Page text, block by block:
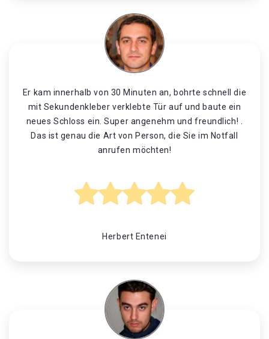
Er kam innerhalb von 30 Minuten an, bohrte schnell die
mit Sekundenkleber verklebte Tür auf und baute ein
neues Schloss ein. Super angenehm und freundlich! .
Das ist genau die Art von Person, die Sie im Notfall
anrufen möchten!
Herbert Entenei